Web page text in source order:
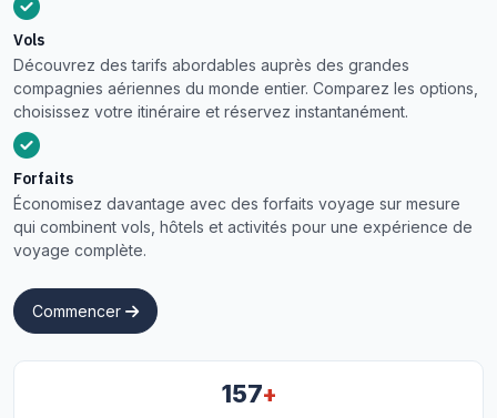
Vols
Découvrez des tarifs abordables auprès des grandes
compagnies aériennes du monde entier. Comparez les options,
choisissez votre itinéraire et réservez instantanément.
Forfaits
Économisez davantage avec des forfaits voyage sur mesure
qui combinent vols, hôtels et activités pour une expérience de
voyage complète.
Commencer
157+